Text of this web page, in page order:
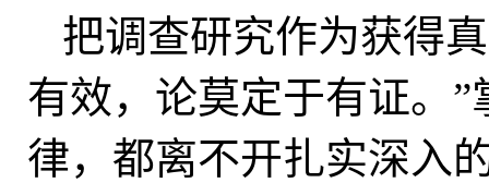
把调查研究作为获得
有效，论莫定于有证。
律，都离不开扎实深入